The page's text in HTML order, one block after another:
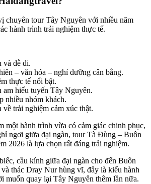
chuyên tour Tây Nguyên với nhiều năm
hành trình trải nghiệm thực tế.
và dễ đi.
– văn hóa – nghỉ dưỡng cân bằng.
thực tế nổi bật.
am hiểu tuyến Tây Nguyên.
nhiều nhóm khách.
trải nghiệm cảm xúc thật.
một hành trình vừa có cảm giác chinh phục,
ngơi giữa đại ngàn, tour Tà Đùng – Buôn
2026 là lựa chọn rất đáng trải nghiệm.
cầu kính giữa đại ngàn cho đến Buôn
thác Dray Nur hùng vĩ, đây là kiểu hành
muốn quay lại Tây Nguyên thêm lần nữa.